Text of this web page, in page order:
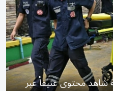
شاهد محتوى عنيفاً عبر